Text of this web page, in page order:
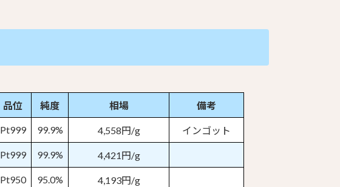
品位 純度 相場 備考
Pt999 99.9% 4,558円/g インゴット
Pt999 99.9% 4,421円/g
Pt950 95.0% 4,193円/g